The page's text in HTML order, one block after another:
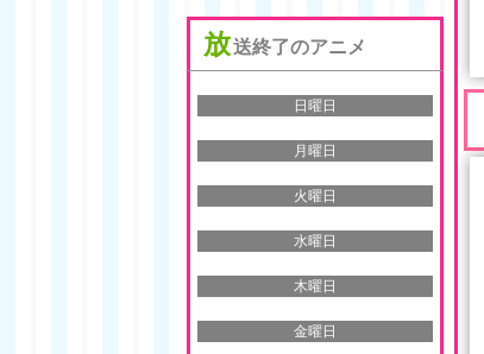
放送終了のアニメ
日曜日
月曜日
火曜日
水曜日
木曜日
金曜日